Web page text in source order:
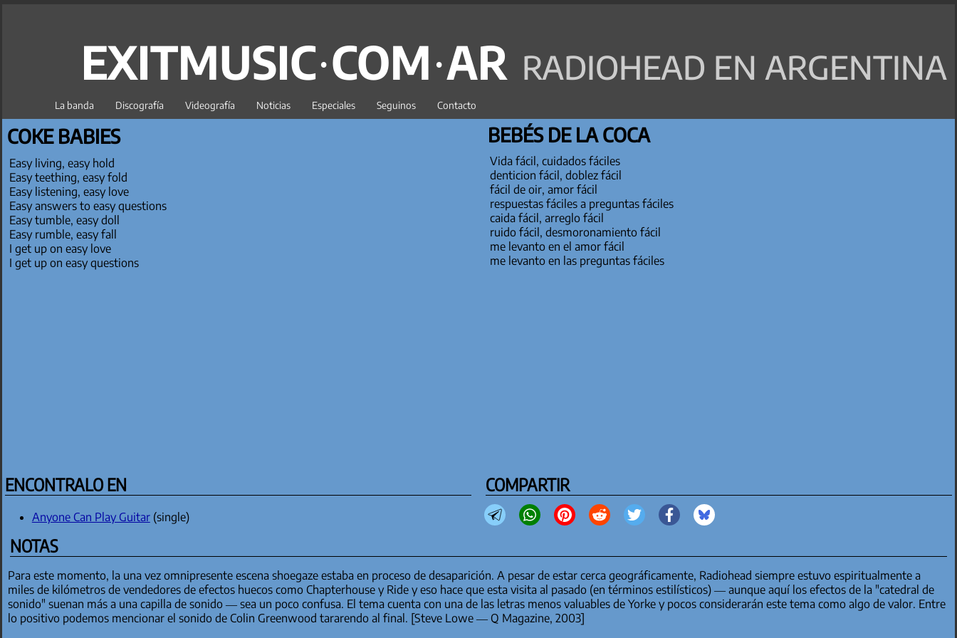
EXITMUSIC·COM·AR RADIOHEAD EN ARGENTINA
La banda Discografía Videografía Noticias Especiales Seguinos Contacto
COKE BABIES
Easy living, easy hold
Easy teething, easy fold
Easy listening, easy love
Easy answers to easy questions
Easy tumble, easy doll
Easy rumble, easy fall
I get up on easy love
I get up on easy questions
BEBÉS DE LA COCA
Vida fácil, cuidados fáciles
denticion fácil, doblez fácil
fácil de oir, amor fácil
respuestas fáciles a preguntas fáciles
caida fácil, arreglo fácil
ruido fácil, desmoronamiento fácil
me levanto en el amor fácil
me levanto en las preguntas fáciles
ENCONTRALO EN
Anyone Can Play Guitar(single)
COMPARTIR
NOTAS
Para este momento, la una vez omnipresente escena shoegaze estaba en proceso de desaparición. A pesar de estar cerca geográficamente, Radiohead siempre estuvo espiritualmente a
miles de kilómetros de vendedores de efectos huecos como Chapterhouse y Ride y eso hace que esta visita al pasado (en términos estilísticos) — aunque aquí los efectos de la "catedral de
sonido" suenan más a una capilla de sonido — sea un poco confusa. El tema cuenta con una de las letras menos valuables de Yorke y pocos considerarán este tema como algo de valor. Entre
lo positivo podemos mencionar el sonido de Colin Greenwood tararendo al final. [Steve Lowe — Q Magazine, 2003]